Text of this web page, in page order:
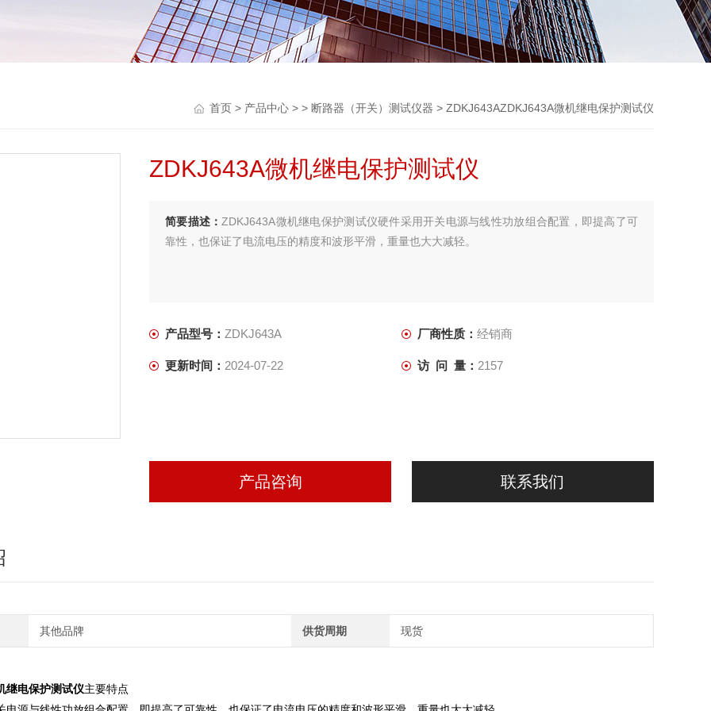
首页 > 产品中心 > > 断路器（开关）测试仪器 > ZDKJ643AZDKJ643A微机继电保护测试仪
ZDKJ643A微机继电保护测试仪
简要描述： ZDKJ643A微机继电保护测试仪硬件采用开关电源与线性功放组合配置，即提高了可
靠性，也保证了电流电压的精度和波形平滑，重量也大大减轻。
产品型号： ZDKJ643A 厂商性质： 经销商
更新时间： 2024-07-22 访 问 量： 2157
产品咨询 联系我们
其他品牌 供货周期 现货
继电保护测试仪主要特点